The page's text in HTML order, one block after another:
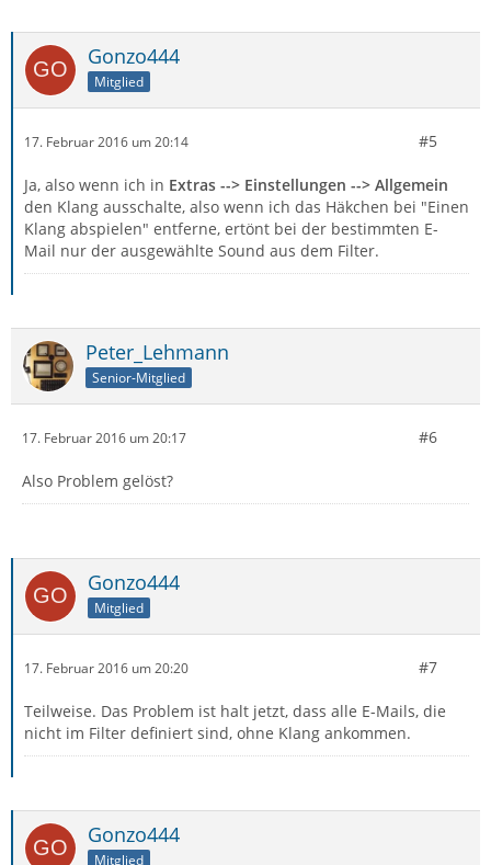
Gonzo444
Mitglied
17. Februar 2016 um 20:14 #5
Ja, also wenn ich in Extras --> Einstellungen --> Allgemein
den Klang ausschalte, also wenn ich das Häkchen bei "Einen
Klang abspielen" entferne, ertönt bei der bestimmten E-
Mail nur der ausgewählte Sound aus dem Filter.
Peter_Lehmann
Senior-Mitglied
17. Februar 2016 um 20:17 #6
Also Problem gelöst?
Gonzo444
Mitglied
17. Februar 2016 um 20:20 #7
Teilweise. Das Problem ist halt jetzt, dass alle E-Mails, die
nicht im Filter definiert sind, ohne Klang ankommen.
Gonzo444
Mitglied